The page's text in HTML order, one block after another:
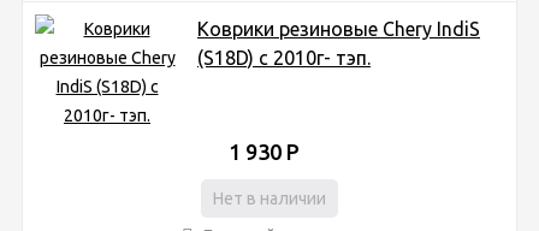
Коврики резиновые Chery IndiS
(S18D) с 2010г- тэп.
1 930 Р
Нет в наличии